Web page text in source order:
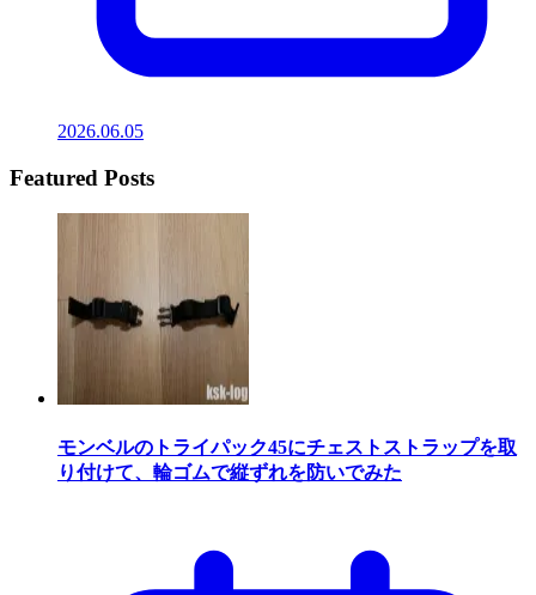
2026.06.05
Featured Posts
モンベルのトライパック45にチェストストラップを取
り付けて、輪ゴムで縦ずれを防いでみた